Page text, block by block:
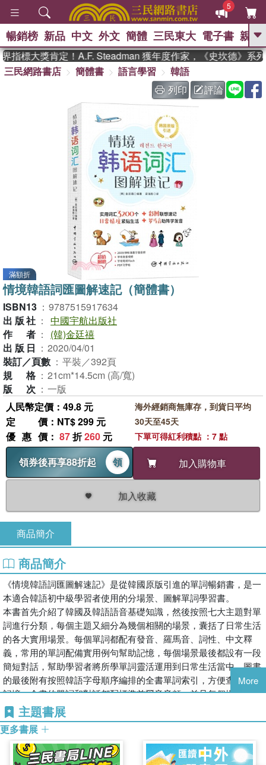
5
GO
熱搜： 東野圭吾 、
如果歷史是一群喵 、 國際布克獎 臺灣
、 方念華 、 台灣的李登輝時
數學女孩：黎曼猜想
迷走神經
暢銷榜 新品 中文 外文 簡體 三民東大 電子書 親子
標大獎肯定！A.F. Steadman 獲年度作家，《史坎德》系列
三民網路書店
簡體書 語言學習
韓語
列印
評論
滿額折
情境韓語詞匯圖解速記（簡體書）
ISBN13 ： 9787515917634
出版社 ： 中國宇航出版社
作者 ：
(韓)金廷禧
出版日 ： 2020/04/01
裝訂／頁數 ： 平裝／392頁
規格 ： 21cm*14.5cm (高/寬)
版次 ： 一版
人民幣定價：49.8 元
定價 ：NT$ 299 元
優惠價 ： 87折260 元
領券後再享88折起
領 加入購物車
加入收藏
海外經銷商無庫存，到貨日平均
30天至45天
下單可得紅利積點 ：7 點
商品簡介
商品簡介
《情境韓語詞匯圖解速記》是從韓國原版引進的單詞暢銷書，是一
本適合韓語初中級學習者使用的分場景、圖解單詞學習書。
本書首先介紹了韓國及韓語語音基礎知識，然後按照七大主題對單
詞進行分類，每個主題又細分為幾個相關的場景，囊括了日常生活
的各大實用場景。每個單詞都配有發音、羅馬音、詞性、中文釋
義，常用的單詞配備實用例句幫助記憶，每個場景最後都設有一段
簡短對話，幫助學習者將所學單詞靈活運用到日常生活當中。圖書
的最後附有按照韓語字母順序編排的全書單詞索引，方便查找學習
記憶。全書的單詞和對話都配標準首爾音音頻，並且每個場景都設
置了二維碼，方便隨掃隨聽。
本書配有1000余幅韓式可愛插圖，通過圖像幫助讀者聯想記憶，單
詞記憶起來有趣不無聊！
More
主題書展
更多書展